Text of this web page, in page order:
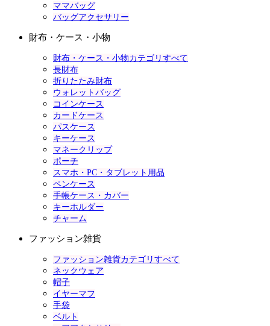
ママバッグ
バッグアクセサリー
財布・ケース・小物
財布・ケース・小物カテゴリすべて
長財布
折りたたみ財布
ウォレットバッグ
コインケース
カードケース
パスケース
キーケース
マネークリップ
ポーチ
スマホ・PC・タブレット用品
ペンケース
手帳ケース・カバー
キーホルダー
チャーム
ファッション雑貨
ファッション雑貨カテゴリすべて
ネックウェア
帽子
イヤーマフ
手袋
ベルト